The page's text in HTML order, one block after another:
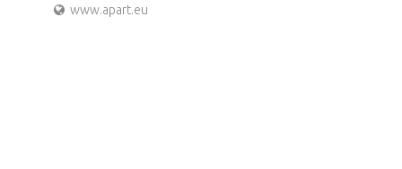
www.apart.eu